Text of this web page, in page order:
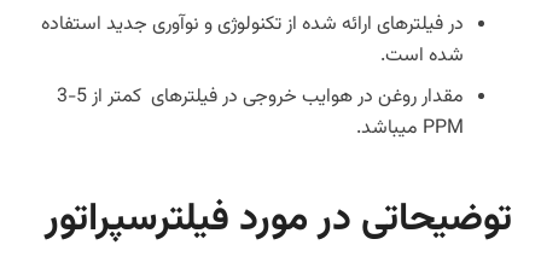
در فیلترهای ارائه شده از تکنولوژی و نوآوری جدید استفاده
شده است.
مقدار روغن در هوایب خروجی در فیلترهای کمتر از 5-3
PPM میباشد.
توضیحاتی در مورد فیلترسپراتور